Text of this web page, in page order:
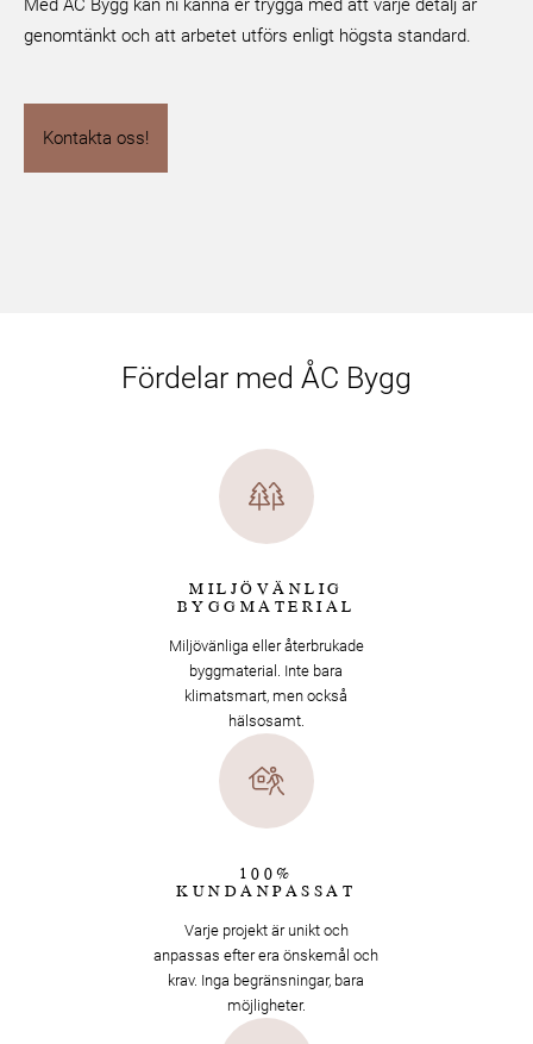
Med ÅC Bygg kan ni känna er trygga med att varje detalj är
genomtänkt och att arbetet utförs enligt högsta standard.
Kontakta oss!
Fördelar med ÅC Bygg
MILJÖVÄNLIG
BYGGMATERIAL
Miljövänliga eller återbrukade
byggmaterial. Inte bara
klimatsmart, men också
hälsosamt.
100%
KUNDANPASSAT
Varje projekt är unikt och
anpassas efter era önskemål och
krav. Inga begränsningar, bara
möjligheter.